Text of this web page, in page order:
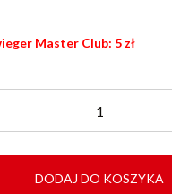
Master Club: 5 zł
DODAJ DO KOSZYKA